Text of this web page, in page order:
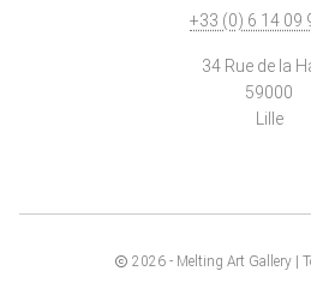
+33 (0) 6 14 09
34 Rue de la
59000
Lille
2026- Melting Art Gallery |